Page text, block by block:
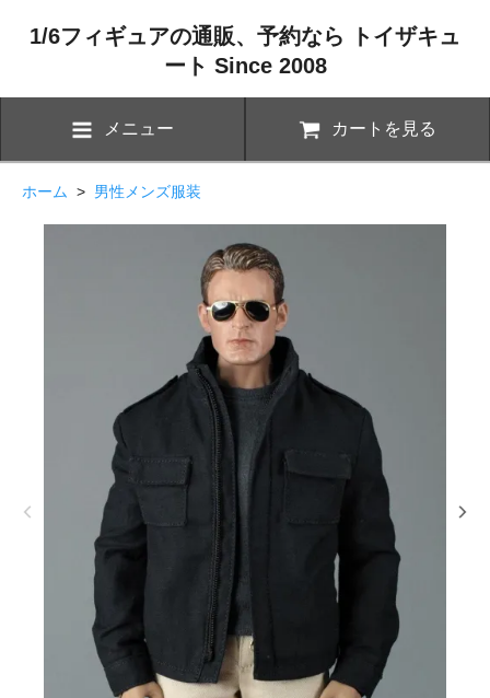
1/6フィギュアの通販、予約なら トイザキュ
ート Since 2008
メニュー カートを見る
ホーム > 男性メンズ服装